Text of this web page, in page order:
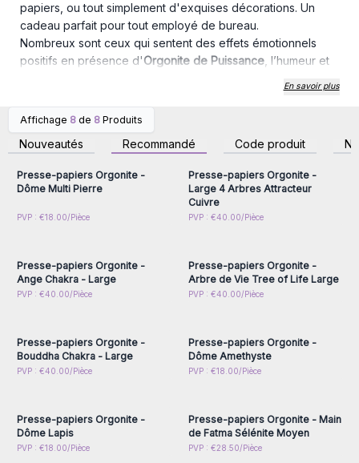
papiers, ou tout simplement d'exquises décorations. Un
cadeau parfait pour tout employé de bureau.
Nombreux sont ceux qui sentent des effets émotionnels
positifs en présence d'Orgonite de Puissance, l’humeur et
une Orgonite de Puissance dans la chambre. Nos objets
dessins peuvent varier légèrement à ceux photographiés.
Gamme d'Orgonite de Puissance.
En savoir plus
Affichage 8 de 8 Produits
Nouveautés Recommandé Code produit
Connectez-vous ou
inscrivez-vous pour
accéder aux prix de gros
Presse-papiers Orgonite -
Dôme Multi Pierre
PVP : €18.00/Pièce
inscrivez-vous pour
accéder aux prix de gros
Presse-papiers Orgonite -
Large 4 Arbres Attracteur
Cuivre
PVP : €40.00/Pièce
Connectez-vous ou
Presse-papiers Orgonite -
Ange Chakra - Large
PVP : €40.00/Pièce
Connectez-vous ou
Presse-papiers Orgonite -
Arbre de Vie Tree of Life Large
PVP : €40.00/Pièce
Connectez-vous ou
Presse-papiers Orgonite -
Bouddha Chakra - Large
PVP : €40.00/Pièce
Connectez-vous ou
Presse-papiers Orgonite -
Dôme Amethyste
PVP : €18.00/Pièce
Connectez-vous ou
Presse-papiers Orgonite -
Dôme Lapis
PVP : €18.00/Pièce
Connectez-vous ou
Presse-papiers Orgonite - Main
de Fatma Sélénite Moyen
PVP : €28.50/Pièce